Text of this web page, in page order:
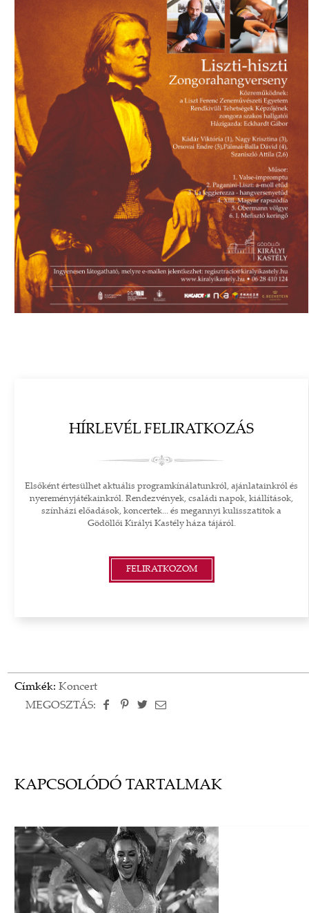
HÍRLEVÉL FELIRATKOZÁS
Elsőként értesülhet aktuális programkínálatunkról, ajánlatainkról és
nyereményjátékainkról. Rendezvények, családi napok, kiállítások,
színházi előadások, koncertek... és megannyi kulisszatitok a
Gödöllői Királyi Kastély háza tájáról.
FELIRATKOZOM
Címkék: Koncert
MEGOSZTÁS:
KAPCSOLÓDÓ TARTALMAK